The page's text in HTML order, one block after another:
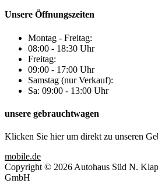
Unsere Öffnungszeiten
Montag - Freitag:
08:00 - 18:30 Uhr
Freitag:
09:00 - 17:00 Uhr
Samstag (nur Verkauf):
Sa: 09:00 - 13:00 Uhr
unsere gebrauchtwagen
Klicken Sie hier um direkt zu unseren
mobile.de
Copyright © 2026 Autohaus Süd N.
GmbH